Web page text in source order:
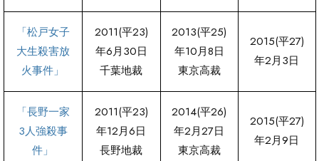
「松戸女子
大生殺害放
火事件」
2011(平23)
年6月30日
千葉地裁
2013(平25)
年10月8日
東京高裁
2015(平27)
年2月3日
「長野一家
3人強殺事
件」
2011(平23)
年12月6日
長野地裁
2014(平26)
年2月27日
東京高裁
2015(平27)
年2月9日